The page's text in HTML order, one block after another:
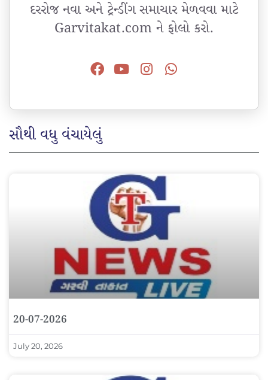
દરરોજ નવા અને ટ્રેન્ડીંગ સમાચાર મેળવવા માટે
Garvitakat.com ને ફોલો કરો.
સૌથી વધુ વંચાયેલું
20-07-2026
July 20, 2026